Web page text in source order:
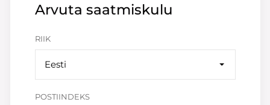
Arvuta saatmiskulu
RIIK
Eesti
POSTIINDEKS